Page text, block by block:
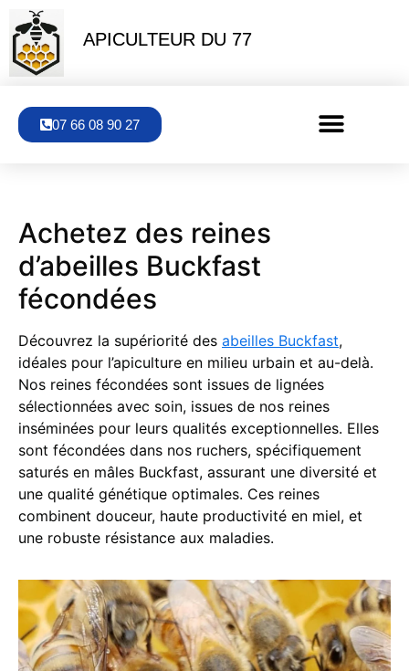
APICULTEUR DU 77
07 66 08 90 27
Achetez des reines
d’abeilles Buckfast
fécondées
Découvrez la supériorité des abeilles Buckfast,
idéales pour l’apiculture en milieu urbain et au-delà.
Nos reines fécondées sont issues de lignées
sélectionnées avec soin, issues de nos reines
inséminées pour leurs qualités exceptionnelles. Elles
sont fécondées dans nos ruchers, spécifiquement
saturés en mâles Buckfast, assurant une diversité et
une qualité génétique optimales. Ces reines
combinent douceur, haute productivité en miel, et
une robuste résistance aux maladies.